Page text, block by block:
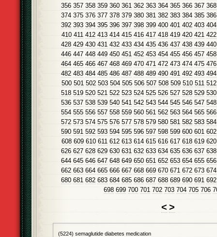
356 357 358 359 360 361 362 363 364 365 366 367 368
374 375 376 377 378 379 380 381 382 383 384 385 386
392 393 394 395 396 397 398 399 400 401 402 403 404
410 411 412 413 414 415 416 417 418 419 420 421 422
428 429 430 431 432 433 434 435 436 437 438 439 440
446 447 448 449 450 451 452 453 454 455 456 457 458
464 465 466 467 468 469 470 471 472 473 474 475 476
482 483 484 485 486 487 488 489 490 491 492 493 494
500 501 502 503 504 505 506 507 508 509 510 511 512
518 519 520 521 522 523 524 525 526 527 528 529 530
536 537 538 539 540 541 542 543 544 545 546 547 548
554 555 556 557 558 559 560 561 562 563 564 565 566
572 573 574 575 576 577 578 579 580 581 582 583 584
590 591 592 593 594 595 596 597 598 599 600 601 602
608 609 610 611 612 613 614 615 616 617 618 619 620
626 627 628 629 630 631 632 633 634 635 636 637 638
644 645 646 647 648 649 650 651 652 653 654 655 656
662 663 664 665 666 667 668 669 670 671 672 673 674
680 681 682 683 684 685 686 687 688 689 690 691 692
698 699 700 701 702 703 704 705 706
< >
(5224) semaglutide diabetes medication